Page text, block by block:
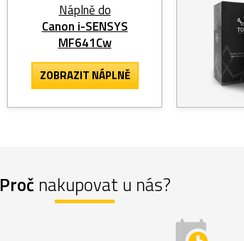
Náplně do
Canon i-SENSYS
MF641Cw
ZOBRAZITNÁPLNĚ
Proč nakupovat u nás?